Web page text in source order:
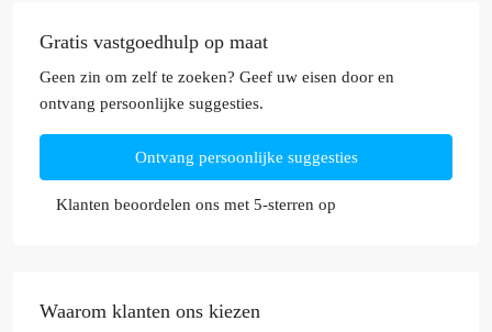
Gratis vastgoedhulp op maat
Geen zin om zelf te zoeken? Geef uw eisen door en
ontvang persoonlijke suggesties.
Ontvang persoonlijke suggesties
Klanten beoordelen ons met 5-sterren op
Waarom klanten ons kiezen